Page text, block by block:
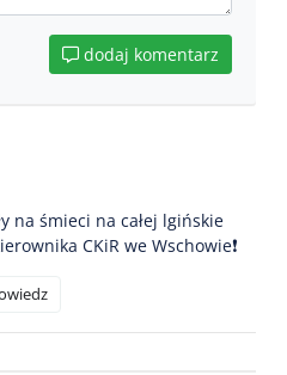
dodaj komentarz
na śmieci na całej lgińskie
CKiR we Wschowie❗